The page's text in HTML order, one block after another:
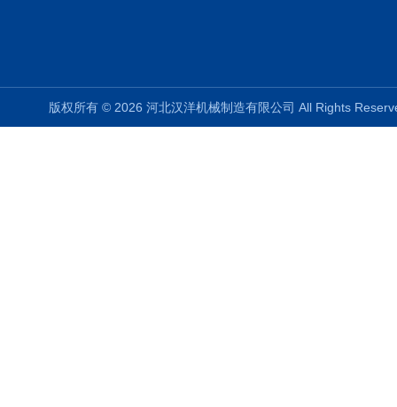
版权所有 © 2026 河北汉洋机械制造有限公司 All Rights